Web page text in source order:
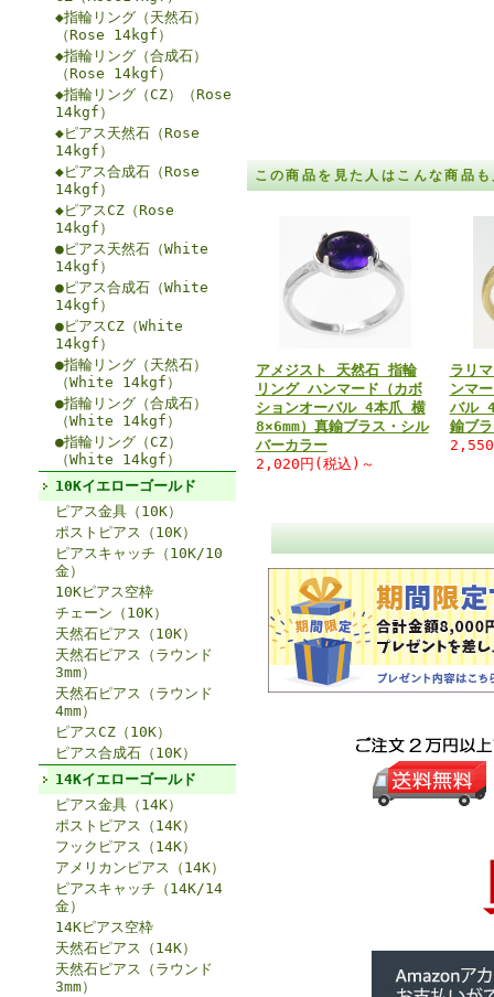
◆指輪リング（天然石）
（Rose 14kgf）
◆指輪リング（合成石）
（Rose 14kgf）
◆指輪リング（CZ）（Rose
14kgf）
◆ピアス天然石（Rose
14kgf）
◆ピアス合成石（Rose
14kgf）
◆ピアスCZ（Rose
14kgf）
●ピアス天然石（White
14kgf）
●ピアス合成石（White
14kgf）
●ピアスCZ（White
14kgf）
●指輪リング（天然石）
（White 14kgf）
●指輪リング（合成石）
（White 14kgf）
●指輪リング（CZ）
（White 14kgf）
10Kイエローゴールド
ピアス金具（10K）
ポストピアス（10K）
ピアスキャッチ（10K/10
金）
10Kピアス空枠
チェーン（10K）
天然石ピアス（10K）
天然石ピアス（ラウンド
3mm）
天然石ピアス（ラウンド
4mm）
ピアスCZ（10K）
ピアス合成石（10K）
14Kイエローゴールド
ピアス金具（14K）
ポストピアス（14K）
フックピアス（14K）
アメリカンピアス（14K）
ピアスキャッチ（14K/14
金）
14Kピアス空枠
天然石ピアス（14K）
天然石ピアス（ラウンド
3mm）
この商品を見た人はこんな商品
アメジスト 天然石 指輪
リング ハンマード（カボ
ションオーバル 4本爪 横
8×6mm）真鍮ブラス・シル
バーカラー
2,020円(税込)～
ラリ
ンマ
バル
鍮ブ